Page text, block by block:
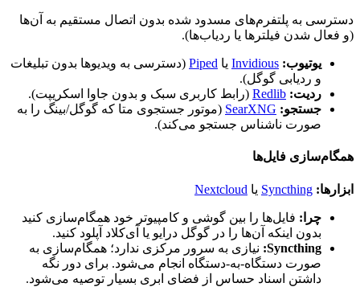
دسترسی به پلتفرم‌های مسدود شده بدون اتصال مستقیم به آن‌ها
(و فعال شدن فیلترها یا ردیاب‌ها).
یوتیوب: Invidious یا Piped (دسترسی به ویدیوها بدون تبلیغات
و ردیابی گوگل).
ردیت: Redlib (رابط کاربری سبک و بدون جاوا اسکریپت).
جستجو: SearXNG (موتور جستجوی متا که گوگل/بینگ را به
صورت ناشناس جستجو می‌کند).
همگام‌سازی فایل‌ها
ابزارها: Syncthing یا Nextcloud
چرا: فایل‌ها را بین گوشی و کامپیوتر خود همگام‌سازی کنید
بدون اینکه آن‌ها را در گوگل درایو یا آی‌کلاد آپلود کنید.
Syncthing: نیازی به سرور مرکزی ندارد؛ همگام‌سازی به
صورت دستگاه-به-دستگاه انجام می‌شود. برای دور نگه
داشتن اسناد حساس از فضای ابری بسیار توصیه می‌شود.